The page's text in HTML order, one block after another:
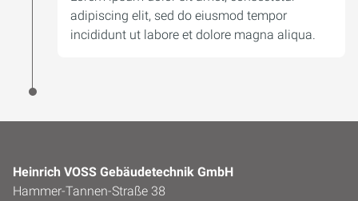
adipiscing elit, sed do eiusmod tempor
incididunt ut labore et dolore magna aliqua.
Heinrich VOSS Gebäudetechnik GmbH
Hammer-Tannen-Straße 38